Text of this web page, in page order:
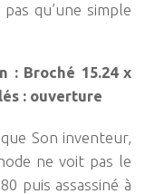
qu’une simple
: Broché 15.24 x
: ouverture
Son inventeur,
ne voit pas le
puis assassiné à